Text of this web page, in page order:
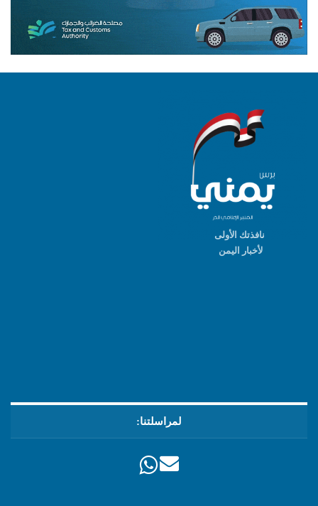
نافذتك الأولى
لأخبار اليمن
لمراسلتنا: